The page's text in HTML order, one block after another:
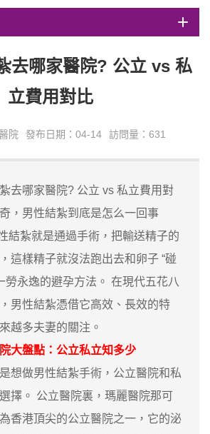
去哪家醫院? 公立 vs 私
立費用對比
院 發布日期：04-14 訪問量：631
哪家醫院? 公立 vs 私立費用對
，男性結紮到底是怎么一回事
結紮就是通過手術，把輸送精子的
這樣精子就沒法跑出去和卵子 “碰
勞永逸的避孕方法。 在現代五花八
男性結紮憑借它高效、長效的特
越多夫妻的關注。
大盤點：公立私立知多少
做男性結紮手術，公立醫院和私
擇。 公立醫院裏，瑪麗醫院那可
香港頂尖的公立醫院之一，它的泌